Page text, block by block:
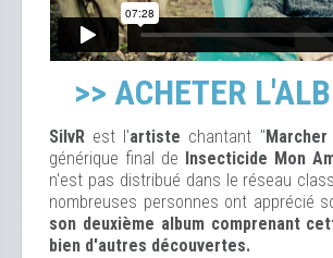
>> ACHETER
SilvR est l'artiste chantant "
générique final de
Insecticide Mon
n'est pas distribué dans le réseau
nombreuses personnes ont apprécié
son deuxième album comprenant
bien d'autres découvertes.